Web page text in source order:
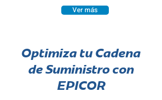
Ver más
Optimiza tu Cadena
de Suministro con
EPICOR